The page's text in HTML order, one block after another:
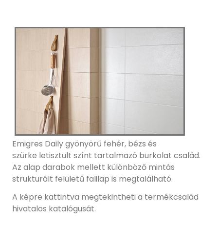
Emigres Daily gyönyörű fehér, bézs és
szürke letisztult színt tartalmazó burkolat család.
Az alap darabok mellett különböző mintás
strukturált felületű falilap is megtalálható.
A képre kattintva megtekintheti a termékcsalád
hivatalos katalógusát.